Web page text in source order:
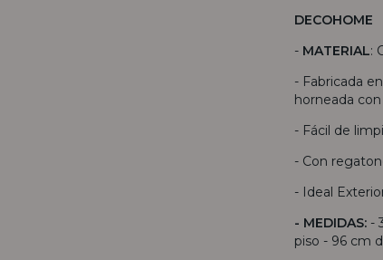
DECOHOME
- MATERIAL:
- Fabricada
horneada
- Fácil de
- Con
- Ideal
- MEDIDAS: -
piso - 96 cm